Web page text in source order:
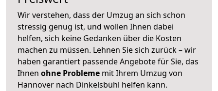
Wir verstehen, dass der Umzug an sich schon
stressig genug ist, und wollen Ihnen dabei
helfen, sich keine Gedanken über die Kosten
machen zu müssen. Lehnen Sie sich zurück – wir
haben garantiert passende Angebote für Sie, das
Ihnen ohne Probleme mit Ihrem Umzug von
Hannover nach Dinkelsbühl helfen kann.